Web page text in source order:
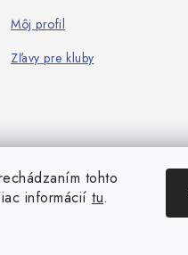
tohto
informácií tu.
Môj profil
Zľavy pre kluby
. Všetky práva vyhradené.